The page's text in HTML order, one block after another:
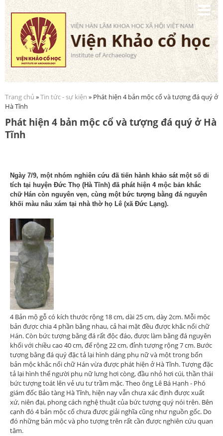
Nhảy
đến
nội
dung
Bạn đang ở đây
Trang chủ »Tin tức - sự kiện » Phát hiện 4 bản mộc cổ và tượng đá quý ở
Hà Tĩnh
Phát hiện 4 bản mộc cổ và tượng đá quý ở Hà
Tĩnh
Ngày 7/9, một nhóm nghiên cứu đã tiến hành khảo sát một số di
tích tại huyện Đức Thọ (Hà Tĩnh) đã phát hiện 4 mộc bản khắc
chữ Hán còn nguyên vẹn, cùng một bức tượng bằng đá nguyên
khối màu nâu xám tại nhà thờ họ Lê (xã Đức Lạng).
4 Bản mộ gỗ có kích thước rộng 18 cm, dài 25 cm, dày 2cm. Mỗi mộc
bản được chia 4 phần bằng nhau, cả hai mặt đều được khắc nổi chữ
Hán. Còn bức tượng bằng đá rất độc đáo, được làm bằng đá nguyên
khối với chiều cao 40 cm, đế rộng 22 cm, đỉnh tượng rộng 7 cm. Bước
tượng bằng đá quý đặc tả lại hình dáng phụ nữ và một trong bốn
bản mộc khắc nổi chữ Hán vừa được phát hiện ở Hà Tĩnh. Tượng đặc
tả lại hình thể người phụ nữ lưng hơi còng, đầu nhỏ hơi cúi, thần thái
bức tượng toát lên vẻ ưu tư trầm mặc. Theo ông Lê Bá Hạnh - Phó
giám đốc Bảo tàng Hà Tĩnh, hiện nay vẫn chưa xác định được xuất
xứ, niên đại, phong cách nghệ thuật của bức tượng quý nói trên. Bên
cạnh đó 4 bản mộc cổ chưa được giải nghĩa cũng như nguồn gốc. Do
đó những bản mộc và pho tượng trên rất cần được nghiên cứu quan
tâm.